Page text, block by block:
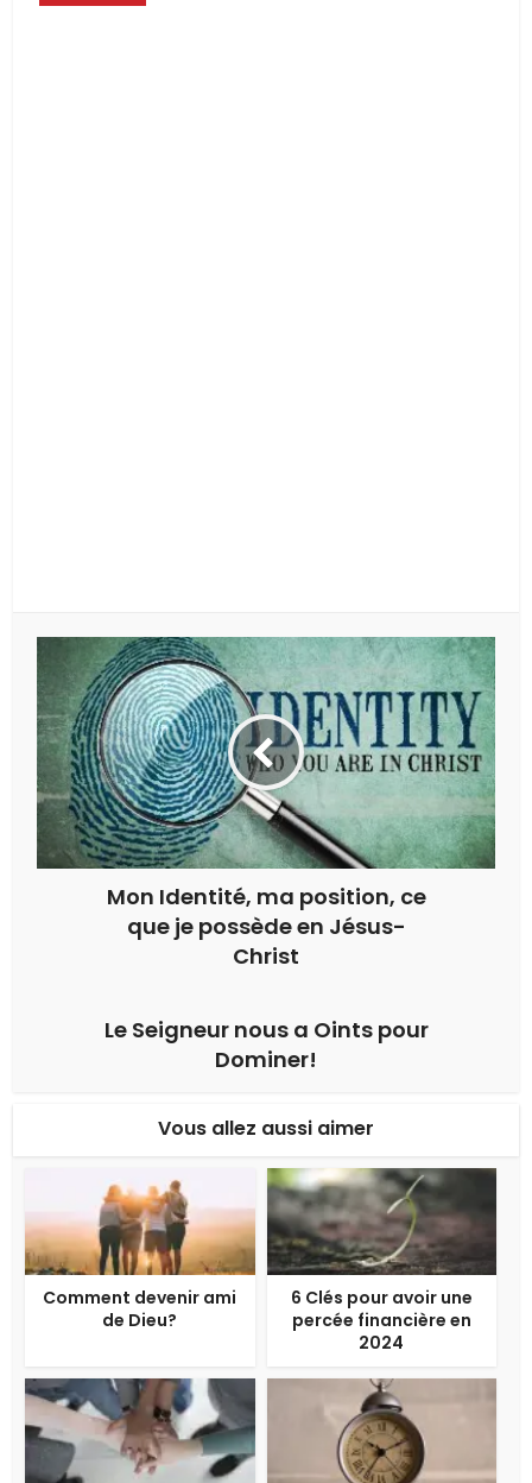
Mon Identité, ma position, ce
que je possède en Jésus-
Christ
Le Seigneur nous a Oints pour
Dominer!
Vous allez aussi aimer
Comment devenir ami
de Dieu?
6 Clés pour avoir une
percée financière en
2024